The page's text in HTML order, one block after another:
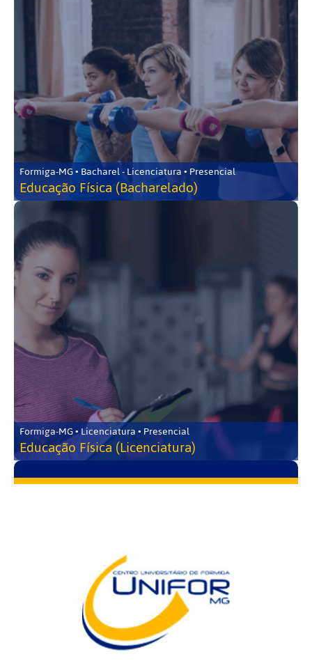
Formiga-MG • Bacharel - Licenciatura • Presencial
Educação Física (Bacharelado)
Formiga-MG • Licenciatura • Presencial
Educação Física (Licenciatura)